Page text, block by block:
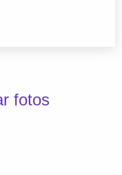
fotos